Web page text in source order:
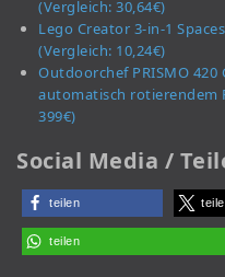
(Vergleich: 30,64€)
Lego Creator 3-in-1
(Vergleich: 10,24€)
Outdoorchef PRISMO 420
automatisch rotierendem
399€)
Social Media /
teilen
teilen